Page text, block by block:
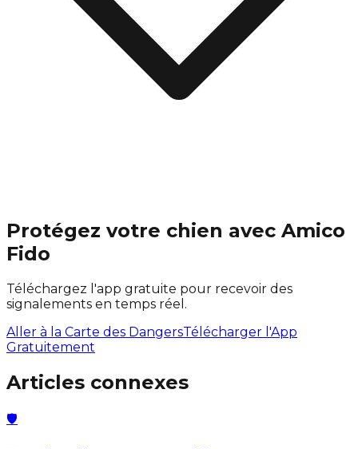
Protégez votre chien avec Amico
Fido
Téléchargez l'app gratuite pour recevoir des
signalements en temps réel.
Aller à la Carte des DangersTélécharger l'App
Gratuitement
Articles connexes
🛡️